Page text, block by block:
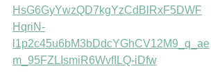
HsG6GyYwzQD7kgYzCdBlRxF5DWF
HqriN-
l1p2c45u6bM3bDdcYGhCV12M9_q_ae
m_95FZLIsmiR6WvfILQ-iDfw